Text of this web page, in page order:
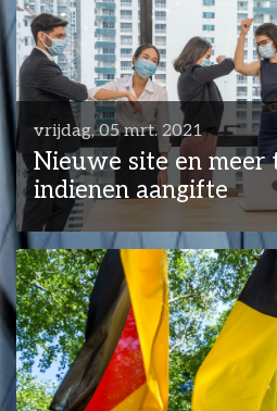
vrijdag, 05 mrt. 2021
Nieuwe site en meer
indienen aangifte